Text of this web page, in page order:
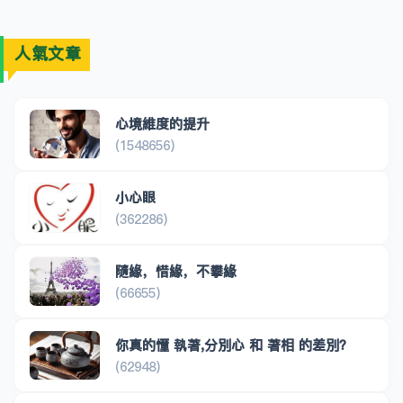
人氣文章
心境維度的提升
(1548656)
小心眼
(362286)
隨緣，惜緣，不攀緣
(66655)
你真的懂 執著,分別心 和 著相 的差別？
(62948)